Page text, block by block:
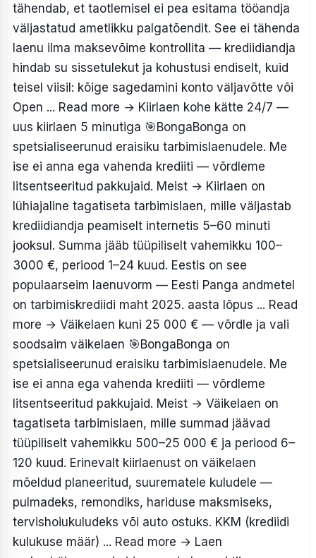
tähendab, et taotlemisel ei pea esitama tööandja
väljastatud ametlikku palgatõendit. See ei tähenda
laenu ilma maksevõime kontrollita — krediidiandja
hindab su sissetulekut ja kohustusi endiselt, kuid
teisel viisil: kõige sagedamini konto väljavõtte või
Open ... Read more → Kiirlaen kohe kätte 24/7 —
uus kiirlaen 5 minutiga 🎯BongaBonga on
spetsialiseerunud eraisiku tarbimislaenudele. Me
ise ei anna ega vahenda krediiti — võrdleme
litsentseeritud pakkujaid. Meist → Kiirlaen on
lühiajaline tagatiseta tarbimislaen, mille väljastab
krediidiandja peamiselt internetis 5–60 minuti
jooksul. Summa jääb tüüpiliselt vahemikku 100–
3000 €, periood 1–24 kuud. Eestis on see
populaarseim laenuvorm — Eesti Panga andmetel
on tarbimiskrediidi maht 2025. aasta lõpus ... Read
more → Väikelaen kuni 25 000 € — võrdle ja vali
soodsaim väikelaen 🎯BongaBonga on
spetsialiseerunud eraisiku tarbimislaenudele. Me
ise ei anna ega vahenda krediiti — võrdleme
litsentseeritud pakkujaid. Meist → Väikelaen on
tagatiseta tarbimislaen, mille summad jäävad
tüüpiliselt vahemikku 500–25 000 € ja periood 6–
120 kuud. Erinevalt kiirlaenust on väikelaen
mõeldud planeeritud, suurematele kuludele —
pulmadeks, remondiks, hariduse maksmiseks,
tervishoiukuludeks või auto ostuks. KKM (krediidi
kulukuse määr) ... Read more → Laen